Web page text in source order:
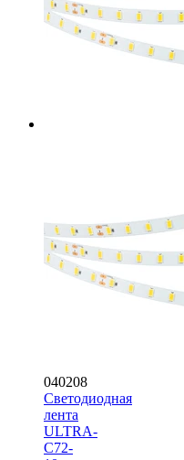
040208
Светодиодная
лента
ULTRA-
C72-